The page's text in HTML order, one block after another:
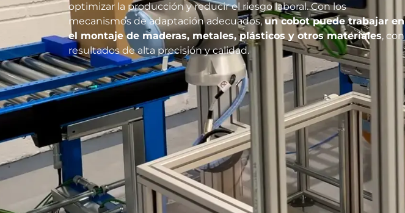
optimizar la producción y reducir el riesgo laboral. Con los
mecanismos de adaptación adecuados,un cobot puede trabajar en
el montaje de maderas, metales, plásticos y otros materiales, con
resultados de alta precisión y calidad.